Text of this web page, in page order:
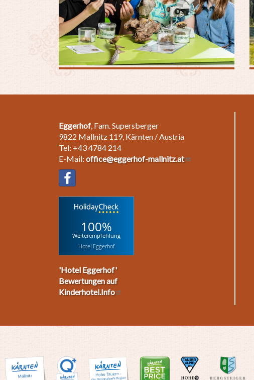
Eggerhof, Fam. Supersberger
9822 Mallnitz 119, Kärnten / Austria
Tel: +43 4784 214
E-Mail: office@eggerhof-mallnitz.at
100%
Weiterempfehlung
Hotel Eggerhof
'Hotel Eggerhof'
Bewertungen auf
Kinderhotel.Info